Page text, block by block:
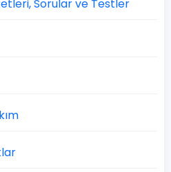
Sorular ve Testler